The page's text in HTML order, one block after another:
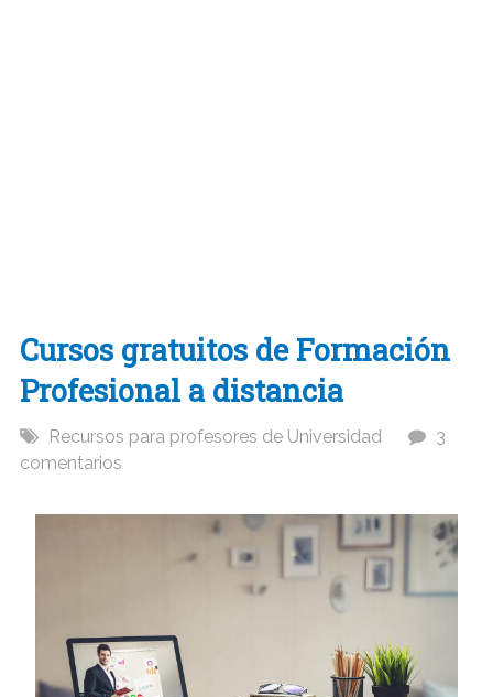
Cursos gratuitos de Formación
Profesional a distancia
Recursos para profesores de Universidad
3
comentarios